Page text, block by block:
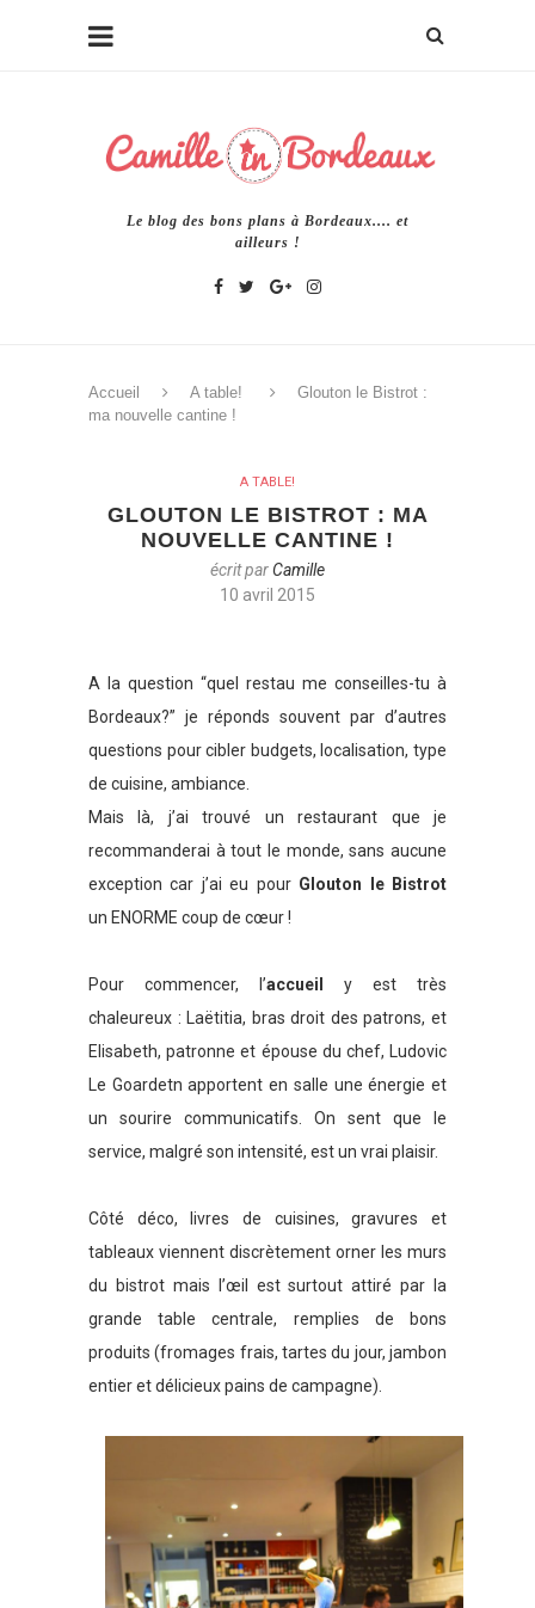
Le blog des bons plans à Bordeaux.... et
ailleurs !
Accueil A table!
Glouton le Bistrot :
ma nouvelle cantine !
A TABLE!
GLOUTON LE BISTROT : MA
NOUVELLE CANTINE !
écrit parCamille
10 avril 2015
A la question “quel restau me conseilles-tu à
Bordeaux?” je réponds souvent par d’autres
questions pour cibler budgets, localisation, type
de cuisine, ambiance.
Mais là, j’ai trouvé un restaurant que je
recommanderai à tout le monde, sans aucune
exception car j’ai eu pour Glouton le Bistrot
un ENORME coup de cœur !
Pour commencer, l’accueil
y est très
chaleureux : Laëtitia, bras droit des patrons, et
Elisabeth, patronne et épouse du chef, Ludovic
Le Goardetn apportent en salle une énergie et
un sourire communicatifs. On sent que le
service, malgré son intensité, est un vrai plaisir.
Côté déco, livres de cuisines, gravures et
tableaux viennent discrètement orner les murs
du bistrot mais l’œil est surtout attiré par la
grande table centrale, remplies de bons
produits (fromages frais, tartes du jour, jambon
entier et délicieux pains de campagne).